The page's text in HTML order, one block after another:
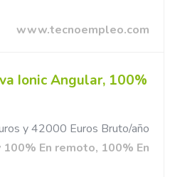
www.tecnoempleo.com
Ionic Angular, 100%
y 42000 Euros Bruto/año
En remoto, 100% En